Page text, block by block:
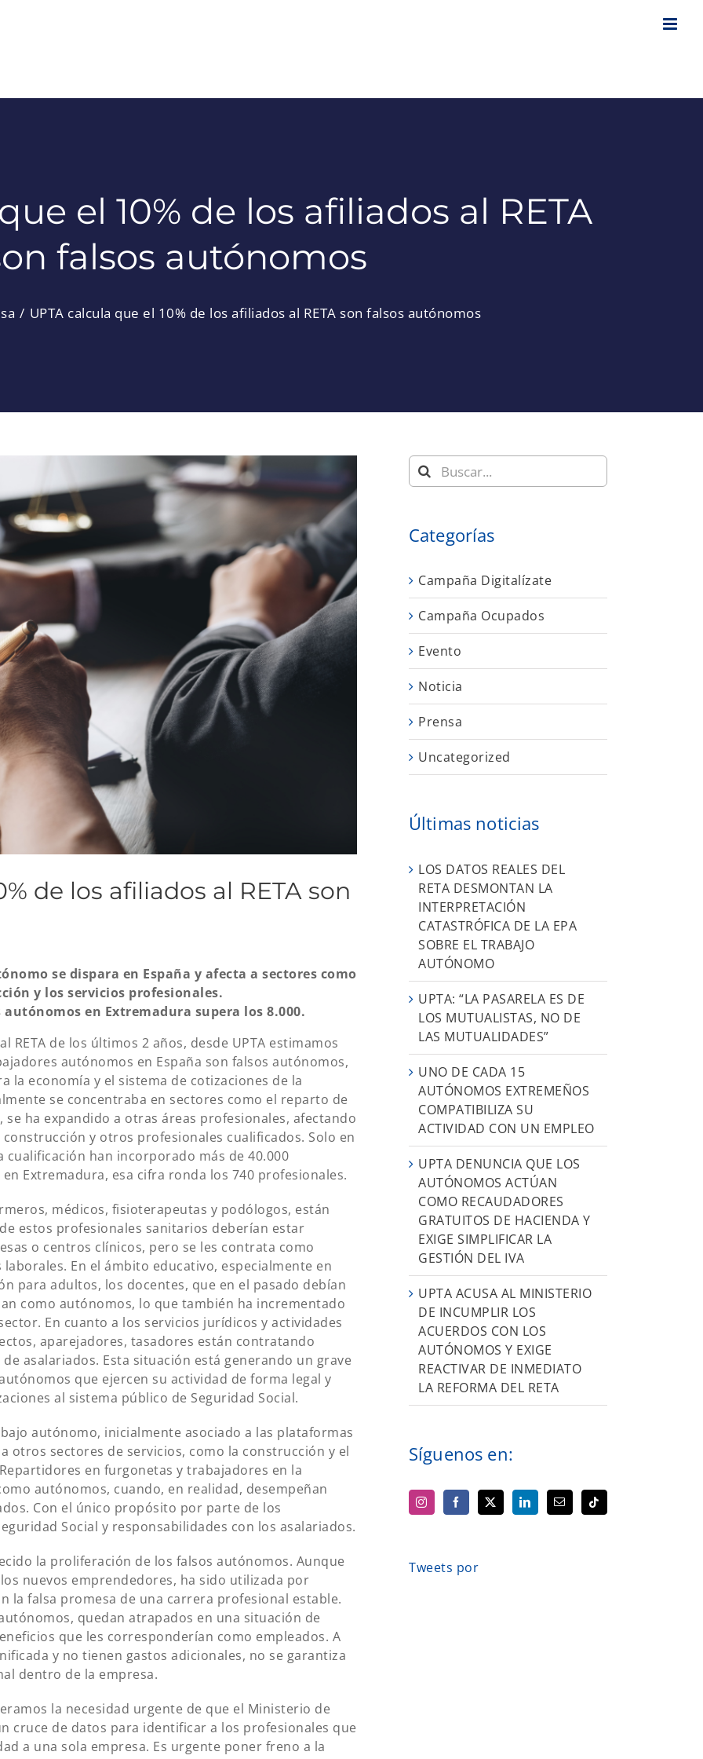
el 10% de los afiliados al RETA
falsos autónomos
UPTA calcula que el 10% de los afiliados al RETA son falsos autónomos
de los afiliados al RETA son
se dispara en España y afecta a sectores como
y los servicios profesionales.
en Extremadura supera los 8.000.
RETA de los últimos 2 años, desde UPTA estimamos
autónomos en España son falsos autónomos,
la economía y el sistema de cotizaciones de la
se concentraba en sectores como el reparto de
ha expandido a otras áreas profesionales, afectando
y otros profesionales cualificados. Solo en
han incorporado más de 40.000
Extremadura, esa cifra ronda los 740 profesionales.
médicos, fisioterapeutas y podólogos, están
estos profesionales sanitarios deberían estar
o centros clínicos, pero se les contrata como
En el ámbito educativo, especialmente en
para adultos, los docentes, que en el pasado debían
como autónomos, lo que también ha incrementado
En cuanto a los servicios jurídicos y actividades
aparejadores, tasadores están contratando
asalariados. Esta situación está generando un grave
que ejercen su actividad de forma legal y
al sistema público de Seguridad Social.
autónomo, inicialmente asociado a las plataformas
otros sectores de servicios, como la construcción y el
en furgonetas y trabajadores en la
autónomos, cuando, en realidad, desempeñan
Con el único propósito por parte de los
Social y responsabilidades con los asalariados.
la proliferación de los falsos autónomos. Aunque
nuevos emprendedores, ha sido utilizada por
la falsa promesa de una carrera profesional estable.
quedan atrapados en una situación de
que les corresponderían como empleados. A
y no tienen gastos adicionales, no se garantiza
dentro de la empresa.
la necesidad urgente de que el Ministerio de
cruce de datos para identificar a los profesionales que
a una sola empresa. Es urgente poner freno a la
Buscar:
Categorías
Campaña Digitalízate
Campaña Ocupados
Evento
Noticia
Prensa
Uncategorized
Últimas noticias
LOS DATOS REALES DEL
RETA DESMONTAN LA
INTERPRETACIÓN
CATASTRÓFICA DE LA EPA
SOBRE EL TRABAJO
AUTÓNOMO
UPTA: “LA PASARELA ES DE
LOS MUTUALISTAS, NO DE
LAS MUTUALIDADES”
UNO DE CADA 15
AUTÓNOMOS EXTREMEÑOS
COMPATIBILIZA SU
ACTIVIDAD CON UN EMPLEO
UPTA DENUNCIA QUE LOS
AUTÓNOMOS ACTÚAN
COMO RECAUDADORES
GRATUITOS DE HACIENDA Y
EXIGE SIMPLIFICAR LA
GESTIÓN DEL IVA
UPTA ACUSA AL MINISTERIO
DE INCUMPLIR LOS
ACUERDOS CON LOS
AUTÓNOMOS Y EXIGE
REACTIVAR DE INMEDIATO
LA REFORMA DEL RETA
Síguenos en:
Tweets por